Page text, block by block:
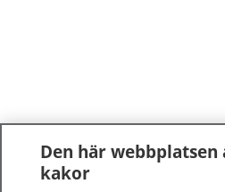
Den här webbplatsen
kakor